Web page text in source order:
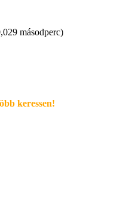
másodperc)
keressen!